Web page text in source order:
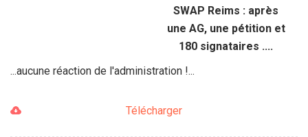
SWAP Reims : après
une AG, une pétition et
180 signataires ....
...aucune réaction de l'administration !...
Télécharger